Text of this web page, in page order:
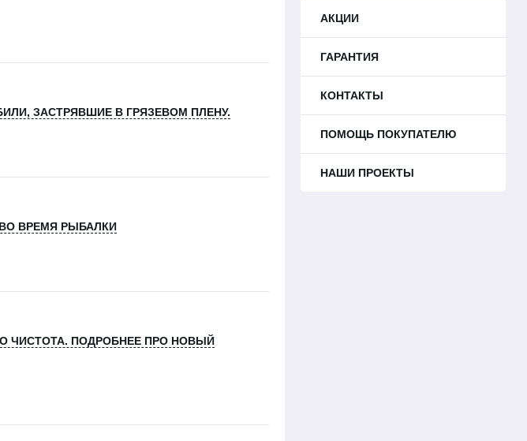
ЗАСТРЯВШИЕ В ГРЯЗЕВОМ ПЛЕНУ.
ВРЕМЯ РЫБАЛКИ
ЧИСТОТА. ПОДРОБНЕЕ ПРО НОВЫЙ
АКЦИИ
ГАРАНТИЯ
КОНТАКТЫ
ПОМОЩЬ ПОКУПАТЕЛЮ
НАШИ ПРОЕКТЫ